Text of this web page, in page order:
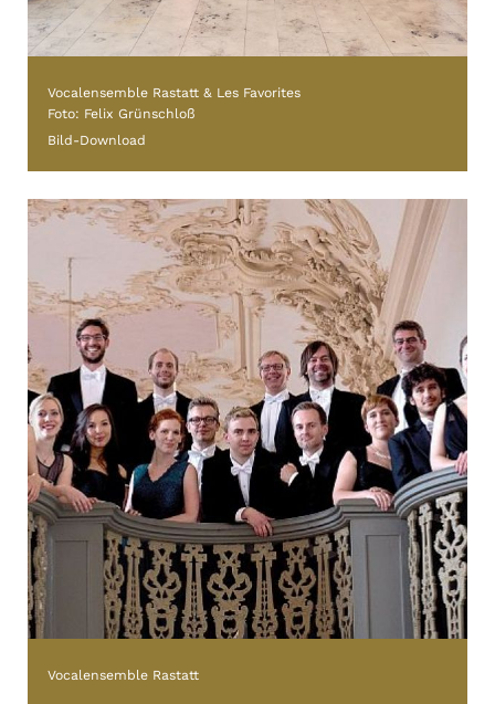
Vocalensemble Rastatt & Les Favorites
Foto: Felix Grünschloß
Bild-Download
Vocalensemble Rastatt